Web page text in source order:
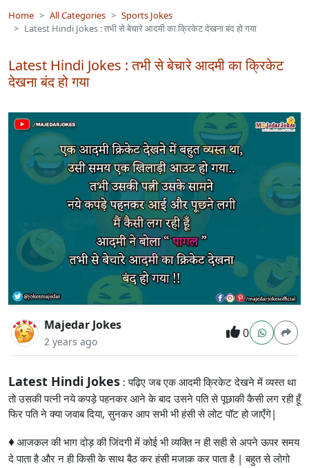
Home All Categories
Sports Jokes
Latest Hindi Jokes : तभी से बेचारे आदमी का क्रिकेट देखना बंद हो गया
Latest Hindi Jokes : तभी से बेचारे आदमी का क्रिकेट
देखना बंद हो गया
Majedar Jokes
2 years ago
0
Latest Hindi Jokes : पढ़िए जब एक आदमी क्रिकेट देखने में व्यस्त था
तो उसकी पत्नी नये कपड़े पहनकर आने के बाद उसने पति से पूछाकी कैसी लग रही हूँ
फिर पति ने क्या जवाब दिया, सुनकर आप सभी भी हंसी से लोट पॉट हो जाएँगे|
♦ आजकल की भाग दोड़ की जिंदगी में कोई भी व्यक्ति न ही सही से अपने ऊपर समय
दे पाता है और न ही किसी के साथ बैठ कर हंसी मजाक कर पाता है | बहुत से लोगो